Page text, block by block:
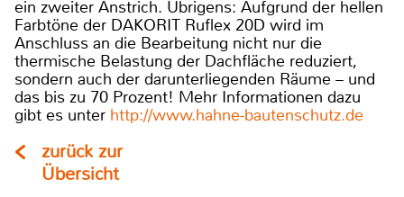
ein zweiter Anstrich. Übrigens: Aufgrund der hellen
Farbtöne der DAKORIT Ruflex 20D wird im
Anschluss an die Bearbeitung nicht nur die
thermische Belastung der Dachfläche reduziert,
sondern auch der darunterliegenden Räume – und
das bis zu 70 Prozent! Mehr Informationen dazu
gibt es unter http://www.hahne-bautenschutz.de
zurück zur
Übersicht